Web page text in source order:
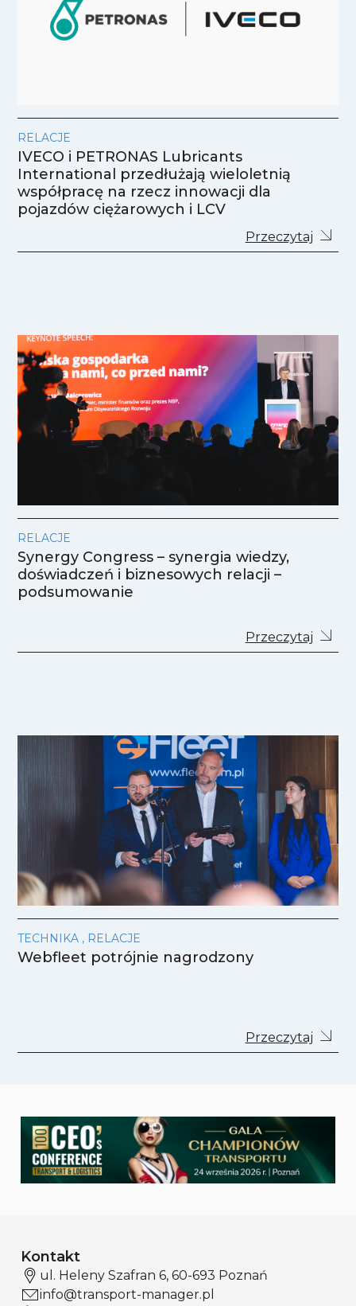
RELACJE
IVECO i PETRONAS Lubricants
International przedłużają wieloletnią
współpracę na rzecz innowacji dla
pojazdów ciężarowych i LCV
Przeczytaj
RELACJE
Synergy Congress – synergia wiedzy,
doświadczeń i biznesowych relacji –
podsumowanie
Przeczytaj
TECHNIKA , RELACJE
Webfleet potrójnie nagrodzony
Przeczytaj
Kontakt
ul. Heleny Szafran 6, 60-693 Poznań
info@transport-manager.pl